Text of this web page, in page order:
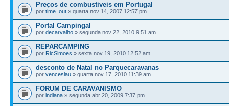
Preços de combustiveis em Portugal
por time_out » quarta nov 14, 2007 12:57 pm
Portal Campingal
por decarvalho » segunda nov 22, 2010 9:51 am
REPARCAMPING
por RicSimoes » sexta nov 19, 2010 12:52 am
desconto de Natal no Parquecaravanas
por venceslau » quarta nov 17, 2010 11:39 am
FORUM DE CARAVANISMO
por indiana » segunda abr 20, 2009 7:37 pm